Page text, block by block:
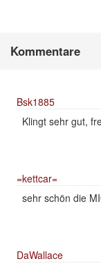
Kommentare
Bsk1885
Klingt sehr gut,
=kettcar=
sehr schön die
DaWallace